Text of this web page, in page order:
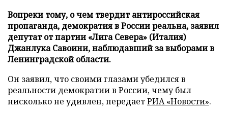
Вопреки тому, о чем твердит антироссийская
пропаганда, демократия в России реальна, заявил
депутат от партии «Лига Севера» (Италия)
Джанлука Савоини, наблюдавший за выборами в
Ленинградской области.
Он заявил, что своими глазами убедился в
реальности демократии в России, чему был
нисколько не удивлен, передаетРИА «Новости».